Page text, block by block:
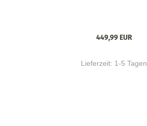
449,99 EUR
Lieferzeit: 1-5 Tagen